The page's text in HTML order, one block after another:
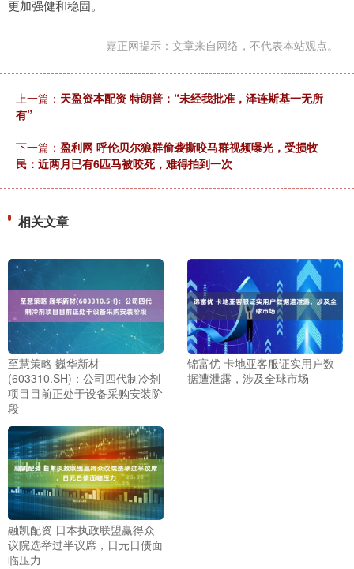
更加强健和稳固。
嘉正网提示：文章来自网络，不代表本站观点。
上一篇： 天盈资本配资 特朗普：“未经我批准，泽连斯基一无所
有”
下一篇： 盈利网 呼伦贝尔狼群偷袭撕咬马群视频曝光，受损牧
民：近两月已有6匹马被咬死，难得拍到一次
相关文章
至慧策略 巍华新材
(603310.SH)：公司四代制冷剂
项目目前正处于设备采购安装阶
段
锦富优 卡地亚客服证实用户数
据遭泄露，涉及全球市场
融凯配资 日本执政联盟赢得众
议院选举过半议席，日元日债面
临压力